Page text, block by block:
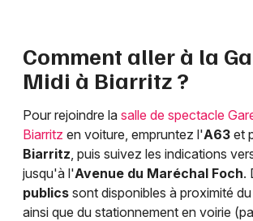
Comment aller à la
Midi à Biarritz ?
Pour rejoindre la salle de spectacle
Biarritz en voiture, empruntez l'A63 et
Biarritz, puis suivez les indications
jusqu'à l'Avenue du Maréchal Foch.
publics sont disponibles à proximité
ainsi que du stationnement en voirie